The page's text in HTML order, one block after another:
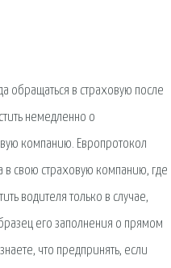
обращаться в страховую после
немедленно о
компанию. Европротокол
свою страховую компанию, где
водителя только в случае,
его заполнения о прямом
что предпринять, если